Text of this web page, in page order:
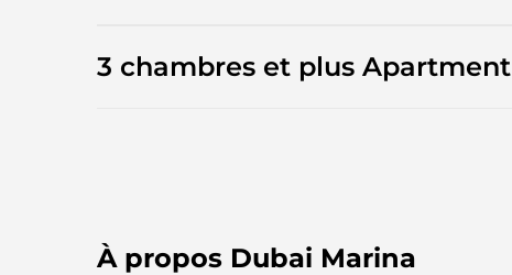
3 chambres et plus Apartment
À propos Dubai Marina